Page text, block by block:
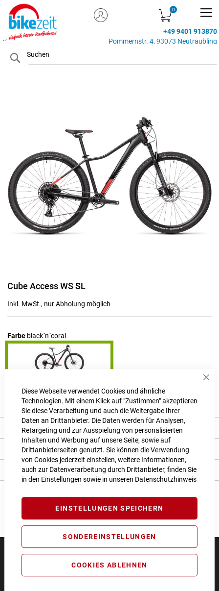
Diese Webseite verwendet Cookies und ähnliche
Technologien. Mit einem Klick auf "Zustimmen" akzeptieren
Sie diese Verarbeitung und auch die Weitergabe Ihrer
Daten an Drittanbieter. Die Daten werden für Analysen,
Retargeting und zur Ausspielung von personalisierten
Inhalten und Werbung auf unsere Seite, sowie auf
Drittanbieterseiten genutzt. Sie können die Verwendung
von Cookies jederzeit einstellen, weitere Informationen,
auch zur Datenverarbeitung durch Drittanbieter, finden Sie
in den Einstellungen sowie in unseren Datenschutzhinweis
EINSTELLUNGEN SPEICHERN
SONDEREINSTELLUNGEN
COOKIES ABLEHNEN
MEIN KONTO
+49 9401 913870
Pommernstr. 4, 93073 Neutraubling
Search
Zum
der
Cube Access WS SL
Inkl. MwSt., nur Abholung möglich
Farbe black´n´coral
Produktanfrage stellen
Produkt Details
Bewertungen
Angaben zur Produktsicherheit